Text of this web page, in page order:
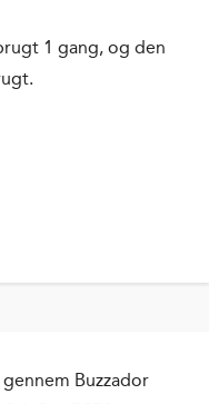
1 gang, og den
Buzzador